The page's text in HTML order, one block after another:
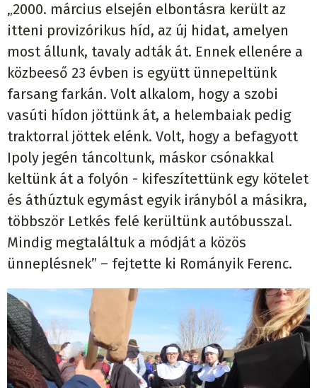
„2000. március elsején elbontásra került az
itteni provizórikus híd, az új hidat, amelyen
most állunk, tavaly adták át. Ennek ellenére a
közbeeső 23 évben is együtt ünnepeltünk
farsang farkán. Volt alkalom, hogy a szobi
vasúti hídon jöttünk át, a helembaiak pedig
traktorral jöttek elénk. Volt, hogy a befagyott
Ipoly jegén táncoltunk, máskor csónakkal
keltünk át a folyón - kifeszítettünk egy kötelet
és áthúztuk egymást egyik irányból a másikra,
többször Letkés felé kerültünk autóbusszal.
Mindig megtaláltuk a módját a közös
ünneplésnek” – fejtette ki Rományik Ferenc.